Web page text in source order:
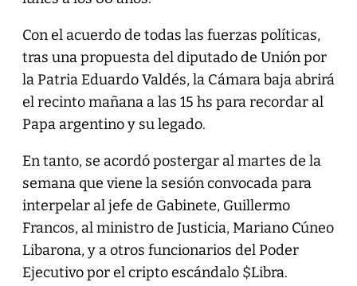
Con el acuerdo de todas las fuerzas políticas,
tras una propuesta del diputado de Unión por
la Patria Eduardo Valdés, la Cámara baja abrirá
el recinto mañana a las 15 hs para recordar al
Papa argentino y su legado.
En tanto, se acordó postergar al martes de la
semana que viene la sesión convocada para
interpelar al jefe de Gabinete, Guillermo
Francos, al ministro de Justicia, Mariano Cúneo
Libarona, y a otros funcionarios del Poder
Ejecutivo por el cripto escándalo $Libra.